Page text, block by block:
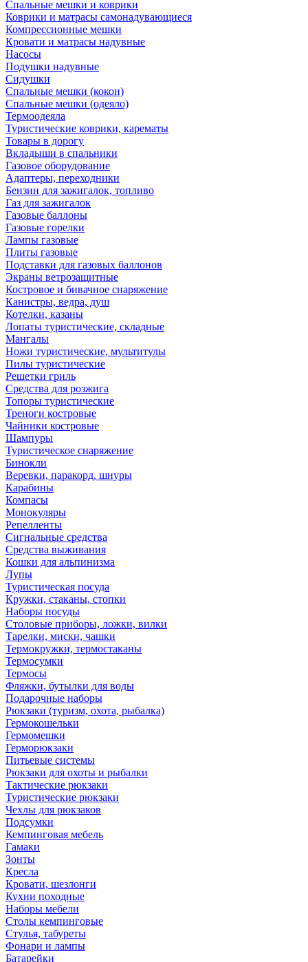
Спальные мешки и коврики
Коврики и матрасы самонадувающиеся
Компрессионные мешки
Кровати и матрасы надувные
Насосы
Подушки надувные
Сидушки
Спальные мешки (кокон)
Спальные мешки (одеяло)
Термоодеяла
Туристические коврики, карематы
Товары в дорогу
Вкладыши в спальники
Газовое оборудование
Адаптеры, переходники
Бензин для зажигалок, топливо
Газ для зажигалок
Газовые баллоны
Газовые горелки
Лампы газовые
Плиты газовые
Подставки для газовых баллонов
Экраны ветрозащитные
Костровое и бивачное снаряжение
Канистры, ведра, душ
Котелки, казаны
Лопаты туристические, складные
Мангалы
Ножи туристические, мультитулы
Пилы туристические
Решетки гриль
Средства для розжига
Топоры туристические
Треноги костровые
Чайники костровые
Шампуры
Туристическое снаряжение
Бинокли
Веревки, паракорд, шнуры
Карабины
Компасы
Монокуляры
Репелленты
Сигнальные средства
Средства выживания
Кошки для альпинизма
Лупы
Туристическая посуда
Кружки, стаканы, стопки
Наборы посуды
Столовые приборы, ложки, вилки
Тарелки, миски, чашки
Термокружки, термостаканы
Термосумки
Термосы
Фляжки, бутылки для воды
Подарочные наборы
Рюкзаки (туризм, охота, рыбалка)
Гермокошельки
Гермомешки
Герморюкзаки
Питьевые системы
Рюкзаки для охоты и рыбалки
Тактические рюкзаки
Туристические рюкзаки
Чехлы для рюкзаков
Подсумки
Кемпинговая мебель
Гамаки
Зонты
Кресла
Кровати, шезлонги
Кухни походные
Наборы мебели
Столы кемпинговые
Стулья, табуреты
Фонари и лампы
Батарейки